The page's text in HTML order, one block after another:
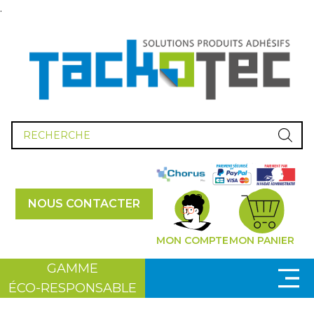
.
Recherche
de
produits
NOUS CONTACTER
MON COMPTEMON PANIER
GAMME
ÉCO-RESPONSABLE